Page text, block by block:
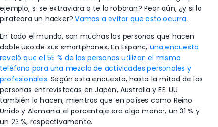
ejemplo, si se extraviara o te lo robaran? Peor aún, ¿y si lo
pirateara un hacker?Vamos a evitar que esto ocurra.
En todo el mundo, son muchas las personas que hacen
doble uso de sus smartphones. En España, una encuesta
reveló que el 55 % de las personas utilizan el mismo
teléfono para una mezcla de actividades personales y
profesionales. Según esta encuesta, hasta la mitad de las
personas entrevistadas en Japón, Australia y EE. UU.
también lo hacen, mientras que en países como Reino
Unido y Alemania el porcentaje era algo menor, un 31 % y
un 23 %, respectivamente.